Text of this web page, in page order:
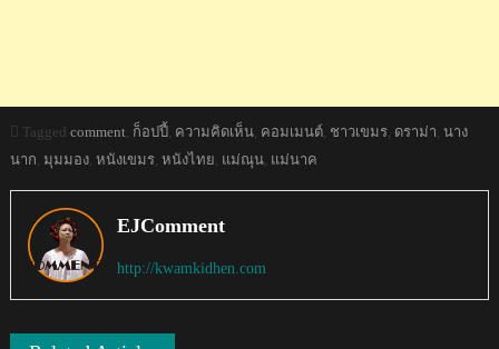
Tagged comment ก็อปปี้ ความคิดเห็น, คอมเมนต์, ชาวเขมร, ดราม่า นาง
นาก มุมมอง, หนังเขมร, หนังไทย แม่ณุน, แม่นาค
EJComment
http://kwamkidhen.com